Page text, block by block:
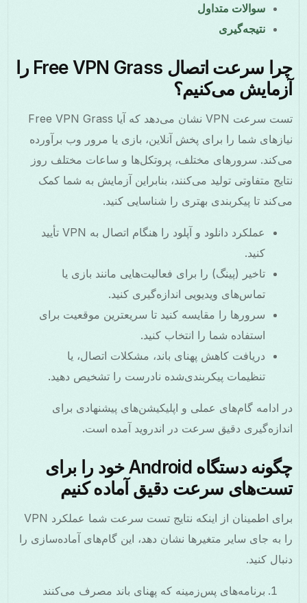
سوالات متداول
نتیجه‌گیری
چرا سرعت اتصال Free VPN Grass را
آزمایش می‌کنیم؟
تست سرعت VPN نشان می‌دهد که آیا Free VPN Grass
نیازهای شما را برای پخش آنلاین، بازی یا مرور وب برآورده
می‌کند. سرورهای مختلف، پروتکل‌ها و ساعات مختلف روز
نتایج متفاوتی تولید می‌کنند، بنابراین آزمایش به شما کمک
می‌کند تا پیکربندی بهتری را شناسایی کنید.
عملکرد دانلود و آپلود را هنگام اتصال به VPN تأیید
کنید.
تاخیر (پینگ) را برای فعالیت‌هایی مانند بازی یا
تماس‌های ویدیویی اندازه‌گیری کنید.
سرورها را مقایسه کنید تا سریعترین موقعیت برای
استفاده شما را انتخاب کنید.
دریافت کاهش پهنای باند، مشکلات اتصال، یا
تنظیمات پیکربندی‌شده نادرست را تشخیص دهید.
در ادامه گام‌های عملی و اپلیکیشن‌های پیشنهادی برای
اندازه‌گیری دقیق سرعت در اندروید آمده است.
چگونه دستگاه Android خود را برای
تست‌های سرعت دقیق آماده کنیم
برای اطمینان از اینکه نتایج تست سرعت شما عملکرد VPN
را به جای سایر متغیرها نشان دهد، این گام‌های آماده‌سازی را
دنبال کنید.
برنامه‌های پس‌زمینه که پهنای باند مصرف می‌کنند